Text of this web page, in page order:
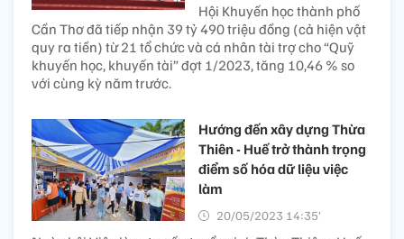
Hội Khuyến học thành phố
Cần Thơ đã tiếp nhận 39 tỷ 490 triệu đồng (cả hiện vật
quy ra tiền) từ 21 tổ chức và cá nhân tài trợ cho “Quỹ
khuyến học, khuyến tài” đợt 1/2023, tăng 10,46 % so
với cùng kỳ năm trước.
Hướng đến xây dựng Thừa
Thiên - Huế trở thành trọng
điểm số hóa dữ liệu việc
làm
20/05/2023 14:35’